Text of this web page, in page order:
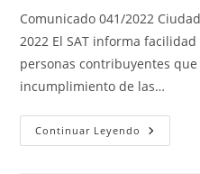
entrada:
la
Comunicado 041/2022
2022 El SAT informa
personas contribuyentes
incumplimiento de las…
Continuar Leyendo
De